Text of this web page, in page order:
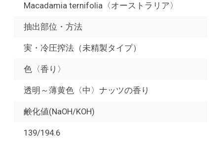
Macadamia ternifolia〈オーストラリア〉
抽出部位・方法
実・冷圧搾法（未精製タイプ）
色〈香り〉
透明～薄黄色〈中〉ナッツの香り
鹸化値(NaOH/KOH)
139/194.6